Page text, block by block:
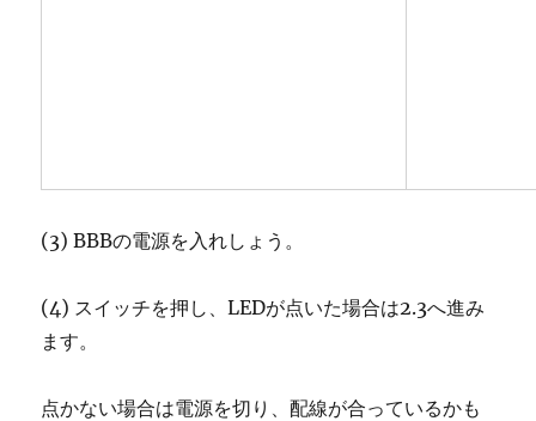
(3) BBBの電源を入れしょう。
(4) スイッチを押し、LEDが点いた場合は2.3へ進み
ます。
点かない場合は電源を切り、配線が合っているかも